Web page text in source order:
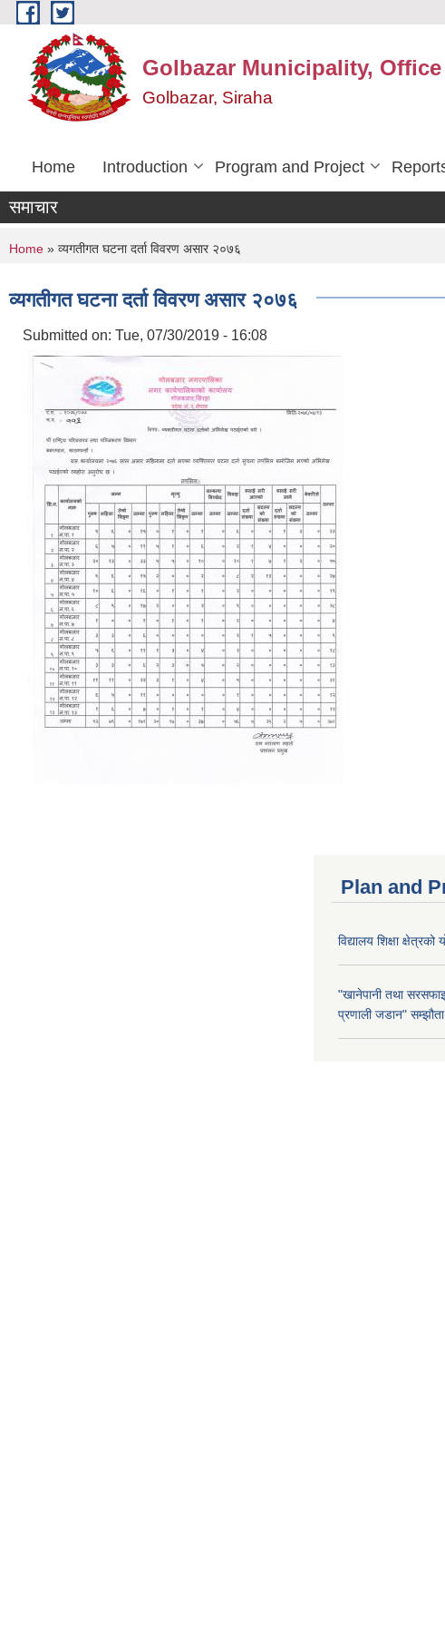
Skip to main content
Golbazar Municipality,
Golbazar, Siraha
Home Introduction Program and Project
समाचार
You are here
Home » व्यगतीगत घटना दर्ता विवरण असार २०७६
व्यगतीगत घटना दर्ता विवरण असार २०७६
Submitted on: Tue, 07/30/2019 - 16:08
Plan and
विद्यालय शिक्षा क्षेत्रको
"खानेपानी तथा
प्रणाली जडान" सम्झौता